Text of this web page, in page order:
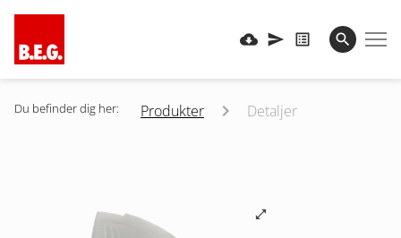
Du befinder dig her: Produkter Detaljer